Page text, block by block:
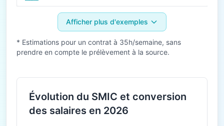
Afficher plus d'exemples
* Estimations pour un contrat à 35h/semaine, sans
prendre en compte le prélèvement à la source.
Évolution du SMIC et conversion
des salaires en 2026